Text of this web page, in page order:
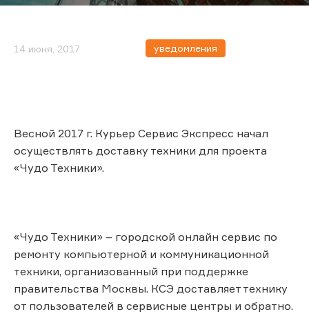
14 июня, 2017 уведомления
Весной 2017 г. Курьер Сервис Экспресс начал
осуществлять доставку техники для проекта
«Чудо Техники».
«Чудо Техники» – городской онлайн сервис по
ремонту компьютерной и коммуникационной
техники, организованный при поддержке
правительства Москвы. КСЭ доставляет технику
от пользователей в сервисные центры и обратно.